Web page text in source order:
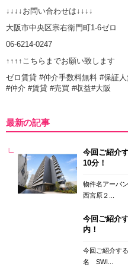
↓↓↓↓お問い合わせは↓↓↓↓
大阪市中央区宗右衛門町1-6ゼロ
06-6214-0247
↑↑↑↑こちらまでお願い致します
ゼロ賃貸 #仲介手数料無料 #保証
#仲介 #賃貸 #売買 #収益#大阪
最新の記事
今回ご紹介
10分！
物件名アーバングランデ新
西宮原２...
今回ご紹介
内！
今回ご紹介する
名 SWI...